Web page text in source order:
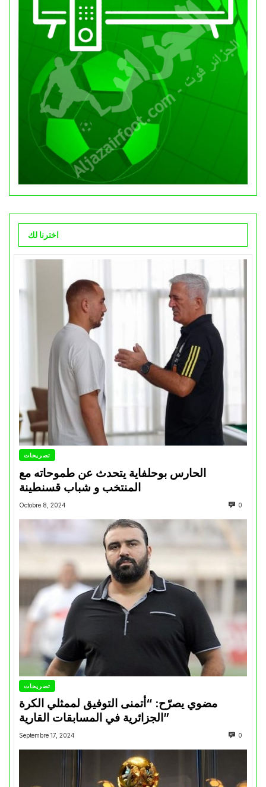
اخترنا لك
تصريحات
الحارس بوحلفاية يتحدث عن طموحاته مع
المنتخب و شباب قسنطينة
Octobre 8, 2024 0
تصريحات
مضوي يصرّح: “أتمنى التوفيق لممثلي الكرة
الجزائرية في المسابقات القارية”
Septembre 17, 2024 0